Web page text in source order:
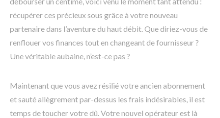
récupérer ces précieux sous grâce à votre nouveau
partenaire dans l’aventure du haut débit. Que diriez-vous de
renflouer vos finances tout en changeant de fournisseur ?
Une véritable aubaine, n’est-ce pas ?
Maintenant que vous avez résilié votre ancien abonnement
et sauté allègrement par-dessus les frais indésirables, il est
temps de toucher votre dû. Votre nouvel opérateur est là